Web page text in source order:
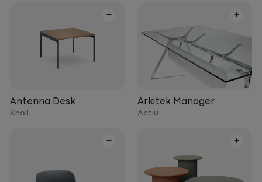
+
Arkitek Manager
Actiu
+
Antenna Desk
Knoll
+
+